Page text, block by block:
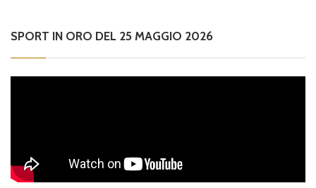
SPORT IN ORO DEL 25 MAGGIO 2026